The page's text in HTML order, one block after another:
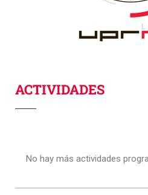
ACTIVIDADES
No hay más actividades